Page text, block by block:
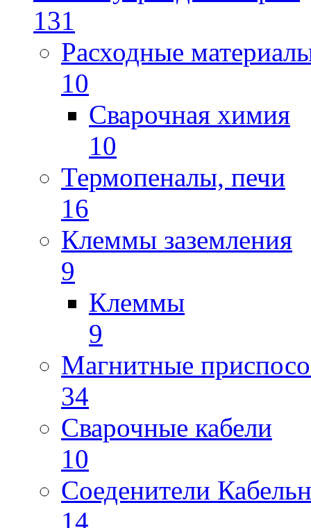
131
Расходные
10
Сварочная химия
10
Термопеналы, печи
16
Клеммы заземления
9
Клеммы
9
Магнитные
34
Сварочные кабели
10
Соеденители
14